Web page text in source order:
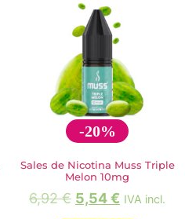
-20%
Sales de Nicotina Muss Triple
Melon 10mg
6,92€ 5,54€ IVA incl.